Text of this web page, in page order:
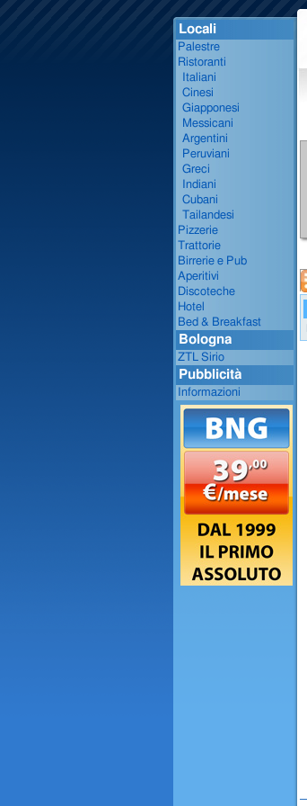
Locali
Palestre
Ristoranti
Italiani
Cinesi
Giapponesi
Messicani
Argentini
Peruviani
Greci
Indiani
Cubani
Tailandesi
Pizzerie
Trattorie
Birrerie e Pub
Aperitivi
Discoteche
Hotel
Bed & Breakfast
Bologna
ZTL Sirio
Pubblicità
Informazioni